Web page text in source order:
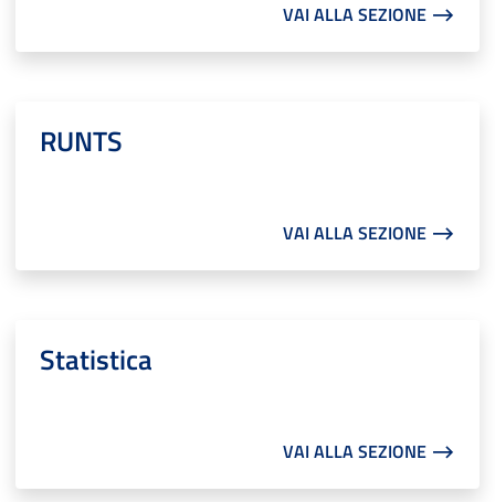
VAI ALLA SEZIONE ⟶
RUNTS
VAI ALLA SEZIONE ⟶
Statistica
VAI ALLA SEZIONE ⟶